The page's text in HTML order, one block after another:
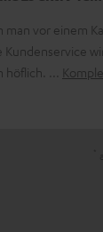
man vor einem
Kundenservice
höflich.